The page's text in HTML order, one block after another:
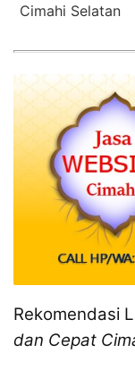
Cimahi Selatan
Rekomendasi
dan Cepat